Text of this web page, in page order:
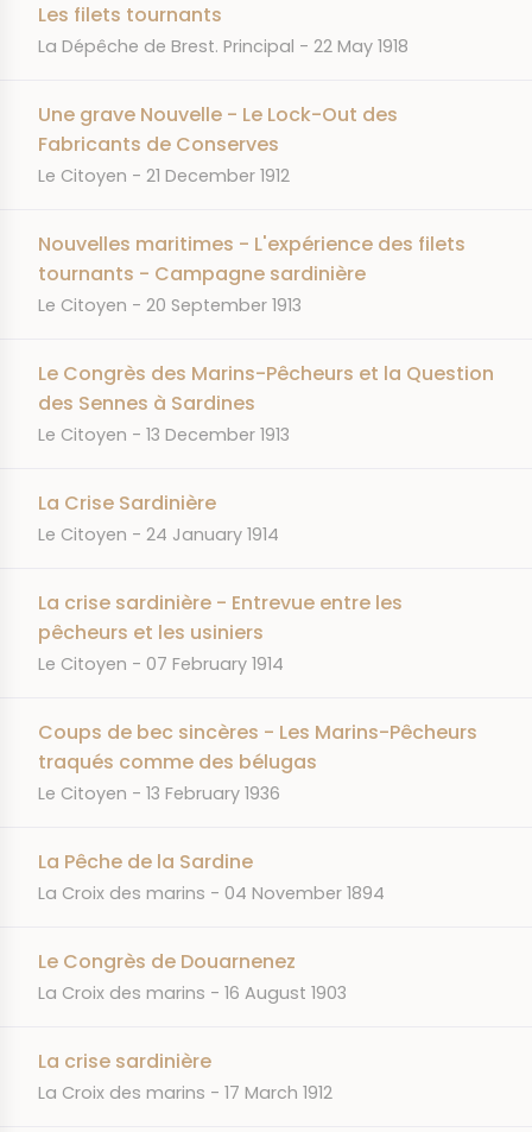
Les filets tournants
JOURNAL
La Dépêche de Brest. Principal DATE
22 May 1918
Une grave Nouvelle - Le Lock-Out des
Fabricants de Conserves
JOURNAL
Le Citoyen DATE
21 December 1912
Nouvelles maritimes - L'expérience des filets
tournants - Campagne sardinière
JOURNAL
Le Citoyen DATE
20 September 1913
Le Congrès des Marins-Pêcheurs et la Question
des Sennes à Sardines
JOURNAL
Le Citoyen DATE
13 December 1913
La Crise Sardinière
JOURNAL
Le Citoyen DATE
24 January 1914
La crise sardinière - Entrevue entre les
pêcheurs et les usiniers
JOURNAL
Le Citoyen DATE
07 February 1914
Coups de bec sincères - Les Marins-Pêcheurs
traqués comme des bélugas
JOURNAL
Le Citoyen DATE
13 February 1936
La Pêche de la Sardine
JOURNAL
La Croix des marins DATE
04 November 1894
Le Congrès de Douarnenez
JOURNAL
La Croix des marins DATE
16 August 1903
La crise sardinière
JOURNAL
La Croix des marins DATE
17 March 1912